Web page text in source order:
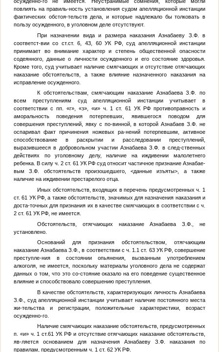
повлиять на правиль-ность установления судом апелляционной инстанции
фактических обстоя-тельств дела, и которые надлежало бы толковать в
пользу осужденного, в уголовном деле отсутствуют.
При назначении вида и размера наказания Азнабаеву З.Ф. в
соответст-вии со ст.ст. 6, 43, 60 УК РФ, суд апелляционной инстанции
принимает во внимание характер и степень общественной опасности
содеянного, данные о личности осужденного и его состояние здоровья.
Кроме того, суд учитывает наличие смягчающих и отсутствие отягчающих
наказание обстоятельств, а также влияние назначенного наказания на
исправление осужденного.
К обстоятельствам, смягчающим наказание Азнабаева З.Ф. по
всем преступлениям суд апелляционной инстанции учитывает в
соответствии с пп. «г», «з», «и» ч. 1 ст. 61 УК РФ противоправность и
аморальность поведения потерпевших, явившегося поводом для
совершения преступлений, явку с по-винной, в которой Азнабаев З.Ф. не
оспаривал факт причинения ножевых ра-нений потерпевшим, активное
способствование в раскрытии и расследовании преступлений,
выразившееся в добровольном участии Азнабаева З.Ф. в след-ственных
действиях по уголовному делу, наличие на иждивении малолетнего
ребенка. В силу ч. 2 ст. 61 УК РФ суд относит частичное признание Азнабае-
вым З.Ф. обстоятельств произошедшего,<данные изъяты> , а также
наличие на иждивении престарелого отца.
Иных обстоятельств, входящих в перечень предусмотренных ч. 1
ст. 61 УК РФ, а также обстоятельств, значимых для назначения наказания и
доста-точных для признания их в качестве смягчающих в соответствии с ч.
2 ст. 61 УК РФ, не имеется.
Обстоятельств, отягчающих наказание Азнабаева З.Ф., не
установлено.
Оснований для признания обстоятельством, отягчающим
наказание Азнабаева З.Ф., в соответствии с ч. 1.1 ст. 63 УК РФ, совершение
преступле-ния в состоянии опьянения, вызванным употреблением
алкоголя, не имеется, поскольку материалы уголовного дела не содержат
данных о том, что это со-стояние оказало на его поведение существенное
влияние и способствовало совершению преступления.
В качестве обстоятельств, характеризующих личность Азнабаева
З.Ф., суд апелляционной инстанции учитывает наличие постоянного места
жи-тельства и регистрации, положительные характеристики, возраст
осужденно-го.
Наличие смягчающих наказание обстоятельств, предусмотренных
п. «и» ч. 1 ст.61 УК РФ и отсутствие отягчающих наказание обстоятельств,
яв-ляется основанием для назначения Азнабаеву З.Ф. наказания по
правилам, предусмотренным ч. 1 ст. 62 УК РФ.